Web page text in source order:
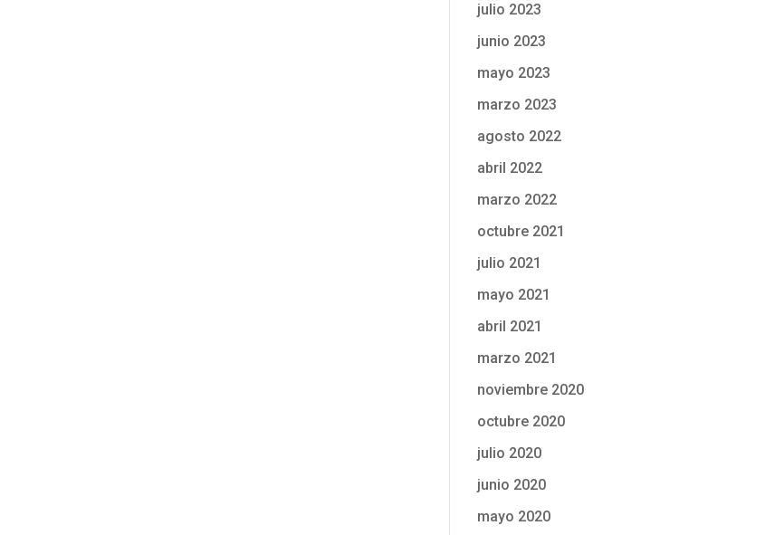
julio 2023
junio 2023
mayo 2023
marzo 2023
agosto 2022
abril 2022
marzo 2022
octubre 2021
julio 2021
mayo 2021
abril 2021
marzo 2021
noviembre 2020
octubre 2020
julio 2020
junio 2020
mayo 2020